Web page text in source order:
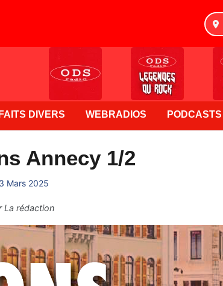
FAITS DIVERS WEBRADIOS PODCASTS
Annecy 1/2
Mars 2025
La rédaction